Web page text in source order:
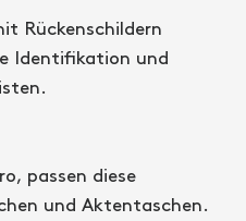
Rückenschildern
Identifikation und
passen diese
und Aktentaschen.